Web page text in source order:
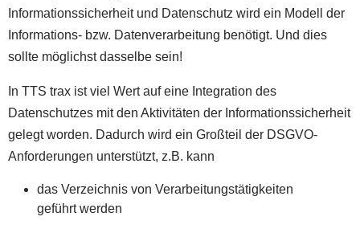
Informationssicherheit und Datenschutz wird ein Modell der
Informations- bzw. Datenverarbeitung benötigt. Und dies
sollte möglichst dasselbe sein!
In TTS trax ist viel Wert auf eine Integration des
Datenschutzes mit den Aktivitäten der Informationssicherheit
gelegt worden. Dadurch wird ein Großteil der DSGVO-
Anforderungen unterstützt, z.B. kann
das Verzeichnis von Verarbeitungstätigkeiten
geführt werden